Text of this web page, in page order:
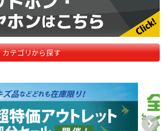
カテゴリから探す